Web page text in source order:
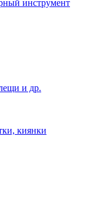
инструмент
и др.
киянки